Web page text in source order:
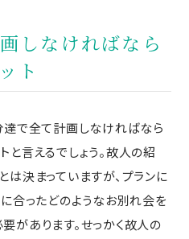
しなければなら
ト
で全て計画しなければなら
と言えるでしょう。故人の紹
は決まっていますが、プランに
合ったどのようなお別れ会を
があります。せっかく故人の